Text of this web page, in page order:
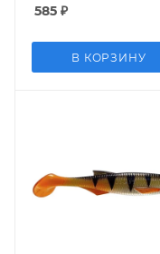
585 ₽
В КОРЗИНУ